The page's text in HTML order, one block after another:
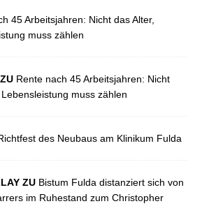
45 Arbeitsjahren: Nicht das Alter,
muss zählen
Rente nach 45 Arbeitsjahren: Nicht
muss zählen
des Neubaus am Klinikum Fulda
ZU Bistum Fulda distanziert sich von
im Ruhestand zum Christopher